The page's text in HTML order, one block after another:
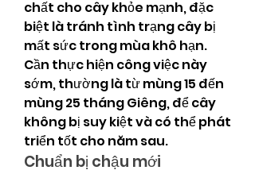
chất cho cây khỏe mạnh, đặc
biệt là tránh tình trạng cây bị
mất sức trong mùa khô hạn.
Cần thực hiện công việc này
sớm, thường là từ mùng 15 đến
mùng 25 tháng Giêng, để cây
không bị suy kiệt và có thể phát
triển tốt cho năm sau.
Chuẩn bị chậu mới